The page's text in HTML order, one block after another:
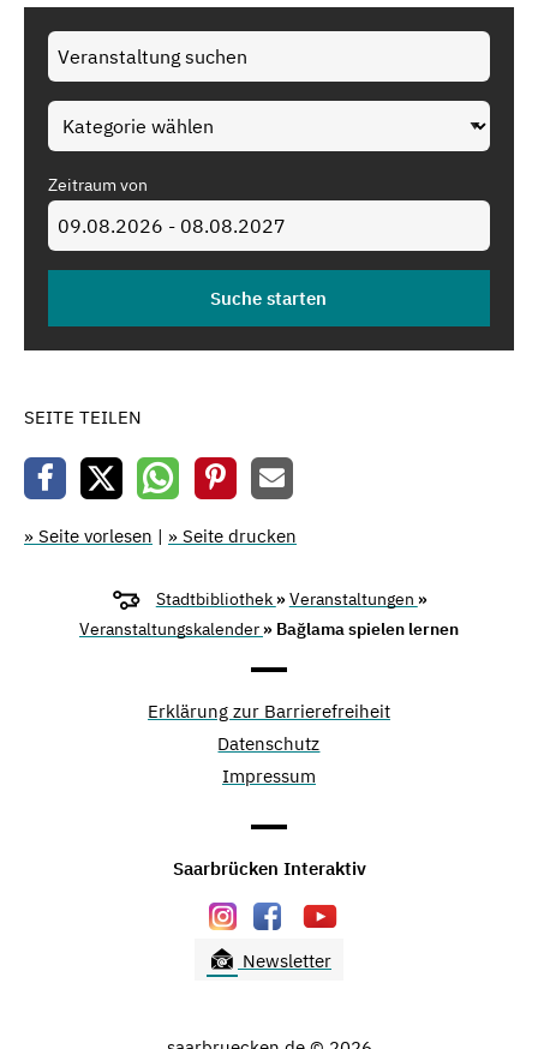
Zeitraum von
SEITE TEILEN
» Seite vorlesen | » Seite drucken
Stadtbibliothek »Veranstaltungen »
Veranstaltungskalender » Bağlama spielen lernen
Erklärung zur Barrierefreiheit
Datenschutz
Impressum
Saarbrücken Interaktiv
Newsletter